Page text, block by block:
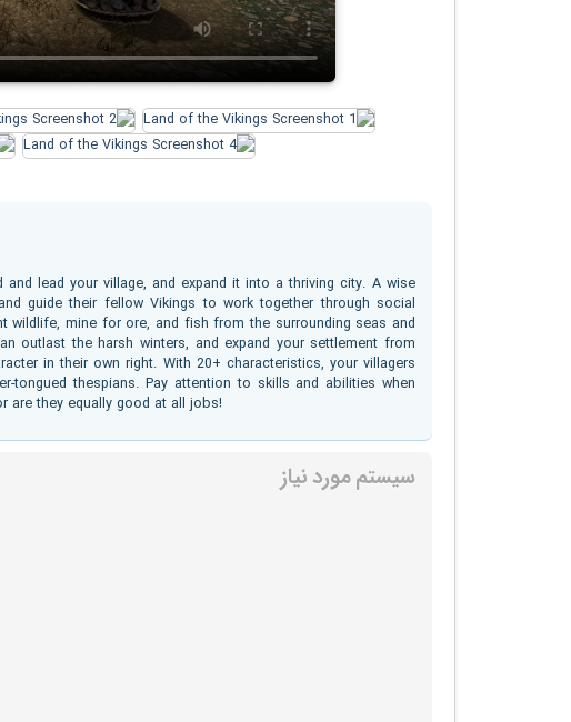
lead your village, and expand it into a thriving city. A wise
guide their fellow Vikings to work together through social
wildlife, mine for ore, and fish from the surrounding seas and
outlast the harsh winters, and expand your settlement from
in their own right. With 20+ characteristics, your villagers
thespians. Pay attention to skills and abilities when
are they equally good at all jobs!
سیستم مورد نیاز